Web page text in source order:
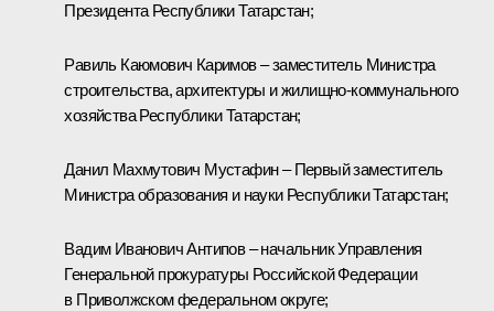
Президента Республики Татарстан;
Равиль Каюмович Каримов – заместитель Министра
строительства, архитектуры и жилищно-коммунального
хозяйства Республики Татарстан;
Данил Махмутович Мустафин – Первый заместитель
Министра образования и науки Республики Татарстан;
Вадим Иванович Антипов – начальник Управления
Генеральной прокуратуры Российской Федерации
в Приволжском федеральном округе;